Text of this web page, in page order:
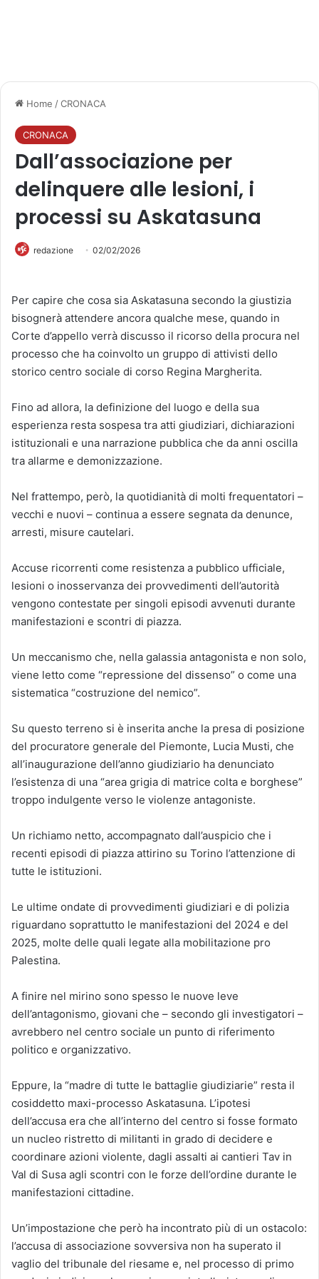
Home /CRONACA
CRONACA
Dall’associazione per
delinquere alle lesioni, i
processi su Askatasuna
redazione 02/02/2026
Per capire che cosa sia Askatasuna secondo la giustizia
bisognerà attendere ancora qualche mese, quando in
Corte d’appello verrà discusso il ricorso della procura nel
processo che ha coinvolto un gruppo di attivisti dello
storico centro sociale di corso Regina Margherita.
Fino ad allora, la definizione del luogo e della sua
esperienza resta sospesa tra atti giudiziari, dichiarazioni
istituzionali e una narrazione pubblica che da anni oscilla
tra allarme e demonizzazione.
Nel frattempo, però, la quotidianità di molti frequentatori –
vecchi e nuovi – continua a essere segnata da denunce,
arresti, misure cautelari.
Accuse ricorrenti come resistenza a pubblico ufficiale,
lesioni o inosservanza dei provvedimenti dell’autorità
vengono contestate per singoli episodi avvenuti durante
manifestazioni e scontri di piazza.
Un meccanismo che, nella galassia antagonista e non solo,
viene letto come “repressione del dissenso” o come una
sistematica “costruzione del nemico”.
Su questo terreno si è inserita anche la presa di posizione
del procuratore generale del Piemonte, Lucia Musti, che
all’inaugurazione dell’anno giudiziario ha denunciato
l’esistenza di una “area grigia di matrice colta e borghese”
troppo indulgente verso le violenze antagoniste.
Un richiamo netto, accompagnato dall’auspicio che i
recenti episodi di piazza attirino su Torino l’attenzione di
tutte le istituzioni.
Le ultime ondate di provvedimenti giudiziari e di polizia
riguardano soprattutto le manifestazioni del 2024 e del
2025, molte delle quali legate alla mobilitazione pro
Palestina.
A finire nel mirino sono spesso le nuove leve
dell’antagonismo, giovani che – secondo gli investigatori –
avrebbero nel centro sociale un punto di riferimento
politico e organizzativo.
Eppure, la “madre di tutte le battaglie giudiziarie” resta il
cosiddetto maxi-processo Askatasuna. L’ipotesi
dell’accusa era che all’interno del centro si fosse formato
un nucleo ristretto di militanti in grado di decidere e
coordinare azioni violente, dagli assalti ai cantieri Tav in
Val di Susa agli scontri con le forze dell’ordine durante le
manifestazioni cittadine.
Un’impostazione che però ha incontrato più di un ostacolo:
l’accusa di associazione sovversiva non ha superato il
vaglio del tribunale del riesame e, nel processo di primo